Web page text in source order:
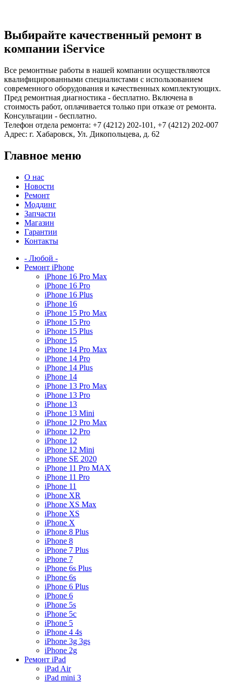
Выбирайте качественный ремонт в
компании iService
Все ремонтные работы в нашей компании осуществляются
квалифицированными специалистами с использованием
современного оборудования и качественных комплектующих.
Пред ремонтная диагностика - бесплатно. Включена в
стоимость работ, оплачивается только при отказе от ремонта.
Консультации - бесплатно.
Телефон отдела ремонта: +7 (4212) 202-101, +7 (4212) 202-007
Адрес: г. Хабаровск, Ул. Дикопольцева, д. 62
Главное меню
О нас
Новости
Ремонт
Моддинг
Запчасти
Магазин
Гарантии
Контакты
- Любой -
Ремонт iPhone
iPhone 16 Pro Max
iPhone 16 Pro
iPhone 16 Plus
iPhone 16
iPhone 15 Pro Max
iPhone 15 Pro
iPhone 15 Plus
iPhone 15
iPhone 14 Pro Max
iPhone 14 Pro
iPhone 14 Plus
iPhone 14
iPhone 13 Pro Max
iPhone 13 Pro
iPhone 13
iPhone 13 Mini
iPhone 12 Pro Max
iPhone 12 Pro
iPhone 12
iPhone 12 Mini
iPhone SE 2020
iPhone 11 Pro MAX
iPhone 11 Pro
iPhone 11
iPhone XR
iPhone XS Max
iPhone XS
iPhone X
iPhone 8 Plus
iPhone 8
iPhone 7 Plus
iPhone 7
iPhone 6s Plus
iPhone 6s
iPhone 6 Plus
iPhone 6
iPhone 5s
iPhone 5c
iPhone 5
iPhone 4 4s
iPhone 3g 3gs
iPhone 2g
Ремонт iPad
iPad Air
iPad mini 3